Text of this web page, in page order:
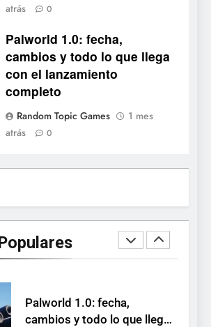
atrás
0
Palworld 1.0: fecha,
cambios y todo lo que llega
con el lanzamiento
completo
Random Topic Games
1 mes
atrás
0
está disponible, y es el único
RO F2P-friendly de la saga
NOTICIAS DE VIDEOJUEGOS
Humble Choice de julio
2026: Sea of Stars, TUNIC y
pack
Collector’s Cove: una granja
flotante con alma de álbum
de cromos
NOTICIAS DE VIDEOJUEGOS
Palworld 1.0: fecha,
cambios y todo lo que llega